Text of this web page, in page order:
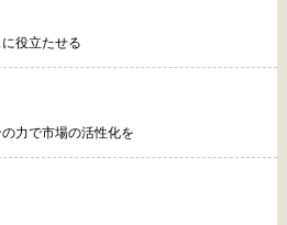
役立たせる
力で市場の活性化を